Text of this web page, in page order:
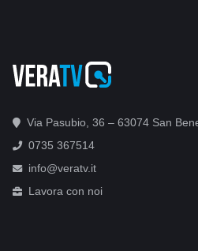
Via Pasubio, 36 – 63074 San
0735 367514
info@veratv.it
Lavora con noi